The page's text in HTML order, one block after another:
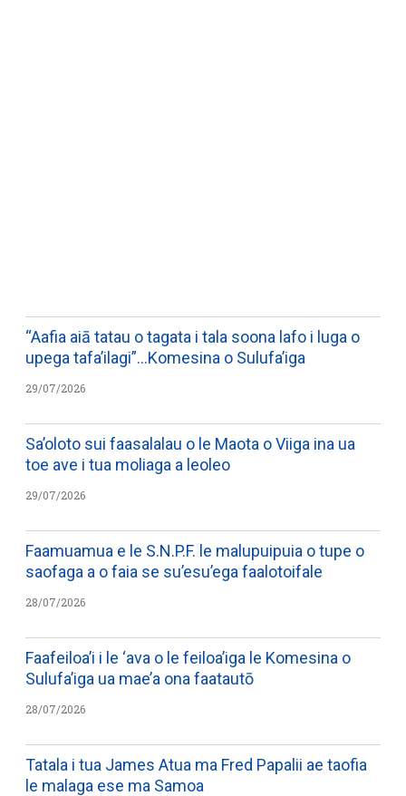
“Aafia aiā tatau o tagata i tala soona lafo i luga o
upega tafa’ilagi”…Komesina o Sulufa’iga
29/07/2026
Sa’oloto sui faasalalau o le Maota o Viiga ina ua
toe ave i tua moliaga a leoleo
29/07/2026
Faamuamua e le S.N.P.F. le malupuipuia o tupe o
saofaga a o faia se su’esu’ega faalotoifale
28/07/2026
Faafeiloa’i i le ‘ava o le feiloa’iga le Komesina o
Sulufa’iga ua mae’a ona faatautō
28/07/2026
Tatala i tua James Atua ma Fred Papalii ae taofia
le malaga ese ma Samoa